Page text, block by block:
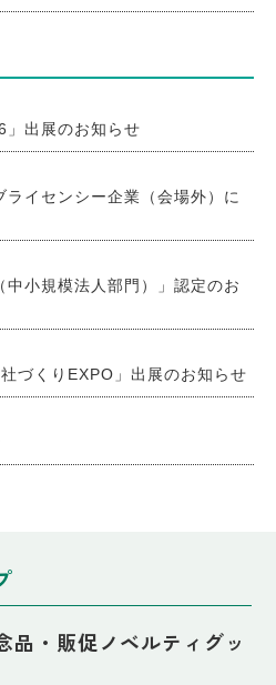
」出展のお知らせ
イセンシー企業（会場外）に
中小規模法人部門）」認定のお
づくりEXPO」出展のお知らせ
品・販促ノベルティグッ